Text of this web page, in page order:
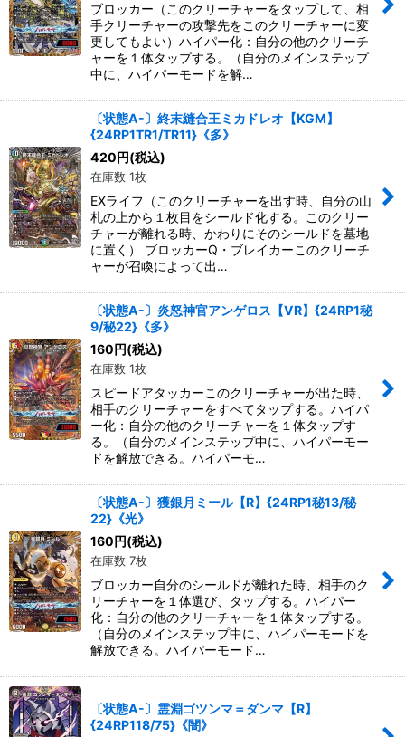
ブロッカー（このクリーチャーをタップして、相
手クリーチャーの攻撃先をこのクリーチャーに変
更してもよい）ハイパー化：自分の他のクリーチ
ャーを１体タップする。（自分のメインステップ
中に、ハイパーモードを解…
〔状態A-〕終末縫合王ミカドレオ【KGM】
{24RP1TR1/TR11}《多》
420 円(税込)
在庫数 1枚
EXライフ（このクリーチャーを出す時、自分の山
札の上から１枚目をシールド化する。このクリー
チャーが離れる時、かわりにそのシールドを墓地
に置く） ブロッカーQ・ブレイカーこのクリーチ
ャーが召喚によって出…
〔状態A-〕炎怒神官アンゲロス【VR】{24RP1秘
9/秘22}《多》
160 円(税込)
在庫数 1枚
スピードアタッカーこのクリーチャーが出た時、
相手のクリーチャーをすべてタップする。ハイパ
ー化：自分の他のクリーチャーを１体タップす
る。（自分のメインステップ中に、ハイパーモー
ドを解放できる。ハイパーモ…
〔状態A-〕獲銀月ミール【R】{24RP1秘13/秘
22}《光》
160 円(税込)
在庫数 7枚
ブロッカー自分のシールドが離れた時、相手のク
リーチャーを１体選び、タップする。ハイパー
化：自分の他のクリーチャーを１体タップする。
（自分のメインステップ中に、ハイパーモードを
解放できる。ハイパーモード…
〔状態A-〕霊淵ゴツンマ＝ダンマ【R】
{24RP118/75}《闇》